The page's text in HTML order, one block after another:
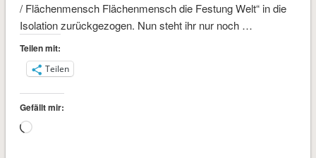
/ Flächenmensch Flächenmensch die Festung Welt“ in die
Isolation zurückgezogen. Nun steht ihr nur noch …
Teilen mit:
Teilen
Gefällt mir:
Wird